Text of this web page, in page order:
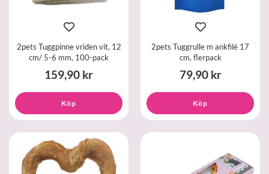
2pets Tuggpinne vriden vit, 12
cm/ 5-6 mm, 100-pack
159,90 kr
Köp
2pets Tuggrulle m ankfilé 17
cm, flerpack
79,90 kr
Köp